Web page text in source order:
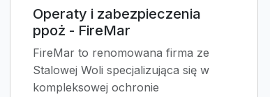
Operaty i zabezpieczenia
ppoż - FireMar
FireMar to renomowana firma ze
Stalowej Woli specjalizująca się w
kompleksowej ochronie